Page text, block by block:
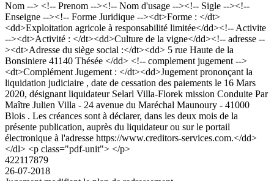
Nom --> <!-- Prenom --><!-- Nom d'usage --><!-- Sigle --><!--
Enseigne --><!-- Forme Juridique --><dt>Forme : </dt>
<dd>Exploitation agricole à responsabilité limitée</dd><!-- Activite
--><dt>Activité : </dt><dd>Culture de la vigne</dd><!-- adresse --
><dt>Adresse du siège social :</dt><dd> 5 rue Haute de la
Bonsiniere 41140 Thésée </dd> <!-- complement jugement -->
<dt>Complément Jugement : </dt><dd>Jugement prononçant la
liquidation judiciaire , date de cessation des paiements le 16 Mars
2020, désignant liquidateur Selarl Villa-Florek mission Conduite Par
Maître Julien Villa - 24 avenue du Maréchal Maunoury - 41000
Blois . Les créances sont à déclarer, dans les deux mois de la
présente publication, auprès du liquidateur ou sur le portail
électronique à l'adresse https://www.creditors-services.com.</dd>
</dl> <p class="pdf-unit"> </p>
422117879
26-07-2018